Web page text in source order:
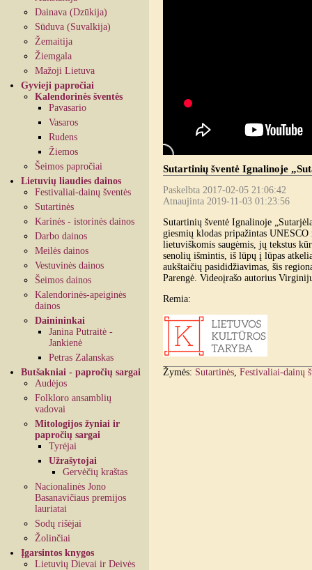
Dainava (Dzūkija)
Sūduva (Suvalkija)
Žemaitija
Žiemgala
Mažoji Lietuva
Gyvieji papročiai
Kalendorinės šventės
Pavasario
Vasaros
Rudens
Žiemos
Šeimos papročiai
Lietuvių liaudies dainos
Festivaliai-dainų šventės
Sutartinės
Karinės - istorinės dainos
Darbo dainos
Meilės dainos
Vestuvinės dainos
Šeimos dainos
Kalendorinės-apeiginės
dainos
Dainininkai
Janina Putraitė -
Jankienė
Petras Zalanskas
Butšakniai - papročių sargai
Audėjos
Folkloro ansamblių
vadovai
Mitologijos žyniai ir
papročių sargai
Tyrėjai
Užrašytojai
Gervėčių kraštas
Nacionalinės Jono
Basanavičiaus premijos
lauriatai
Sodų rišėjai
Žolinčiai
Įgarsintos knygos
Lietuvių Dievai ir Deivės
Sutartinių šventė Ignalinoje
Paskelbta 2017-02-05 21:06:42
Atnaujinta 2019-11-03 01:23:56
Sutartinių šventė Ignalinoje
giesmių klodas pripažintas
lietuviškomis saugėmis, jų tekstus
senolių išmintis, iš lūpų į lūpas
aukštaičių pasididžiavimas, šis
Parengė. Videoįrašo autorius
Remia:
Žymės: Sutartinės Festivaliai-dainų